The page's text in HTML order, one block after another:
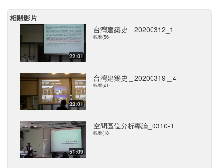
相關影片
22:01
台灣建築史＿20200312_1
觀看(56)
22:01
台灣建築史＿20200319＿4
觀看(21)
51:09
空間區位分析專論_0316-1
觀看(18)